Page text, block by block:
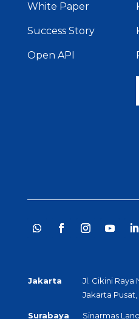
White Paper
Success Story
Open API
Jakarta
Jl. Cikini Raya
Jakarta Pusat,
Surabaya Sinarmas